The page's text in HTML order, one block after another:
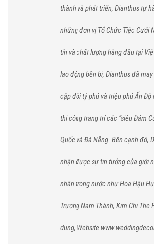
thành và phát triển, Dianthus tự
những đơn vị Tổ Chức Tiệc Cưới
tín và chất lượng hàng đầu tại
lao động bền bỉ, Dianthusđã
cặp đôi tỷ phú và triệu phú Ấn Độ
thi công trang trí các “siêu Đám
Quốc và Đà Nẵng. Bên cạnh đó,
nhận được sự tin tưởng của giới
nhân trong nước như Hoa Hậu
Trương Nam Thành, Kim Chi The
dung, Website